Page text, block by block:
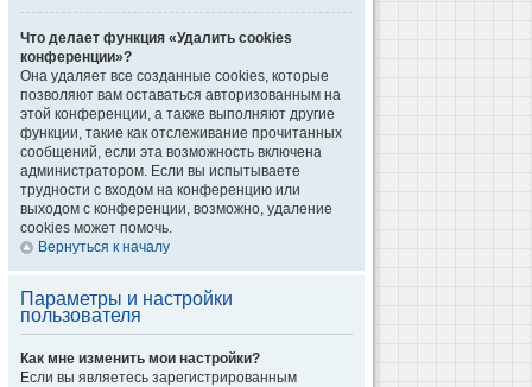
Что делает функция «Удалить cookies
конференции»?
Она удаляет все созданные cookies, которые
позволяют вам оставаться авторизованным на
этой конференции, а также выполняют другие
функции, такие как отслеживание прочитанных
сообщений, если эта возможность включена
администратором. Если вы испытываете
трудности с входом на конференцию или
выходом с конференции, возможно, удаление
cookies может помочь.
Вернуться к началу
Параметры и настройки
пользователя
Как мне изменить мои настройки?
Если вы являетесь зарегистрированным